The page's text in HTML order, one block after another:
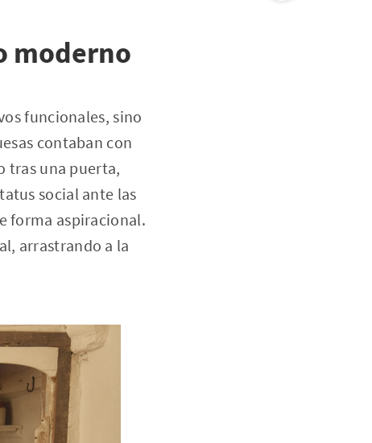
moderno
funcionales, sino
contaban con
tras una puerta,
social ante las
forma aspiracional.
arrastrando a la